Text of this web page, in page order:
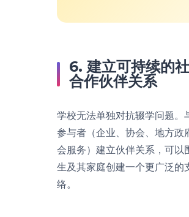
6. 建立可持续的
合作伙伴关系
学校无法单独对抗辍学问题。
参与者（企业、协会、地方政
会服务）建立伙伴关系，可以
生及其家庭创建一个更广泛的
络。